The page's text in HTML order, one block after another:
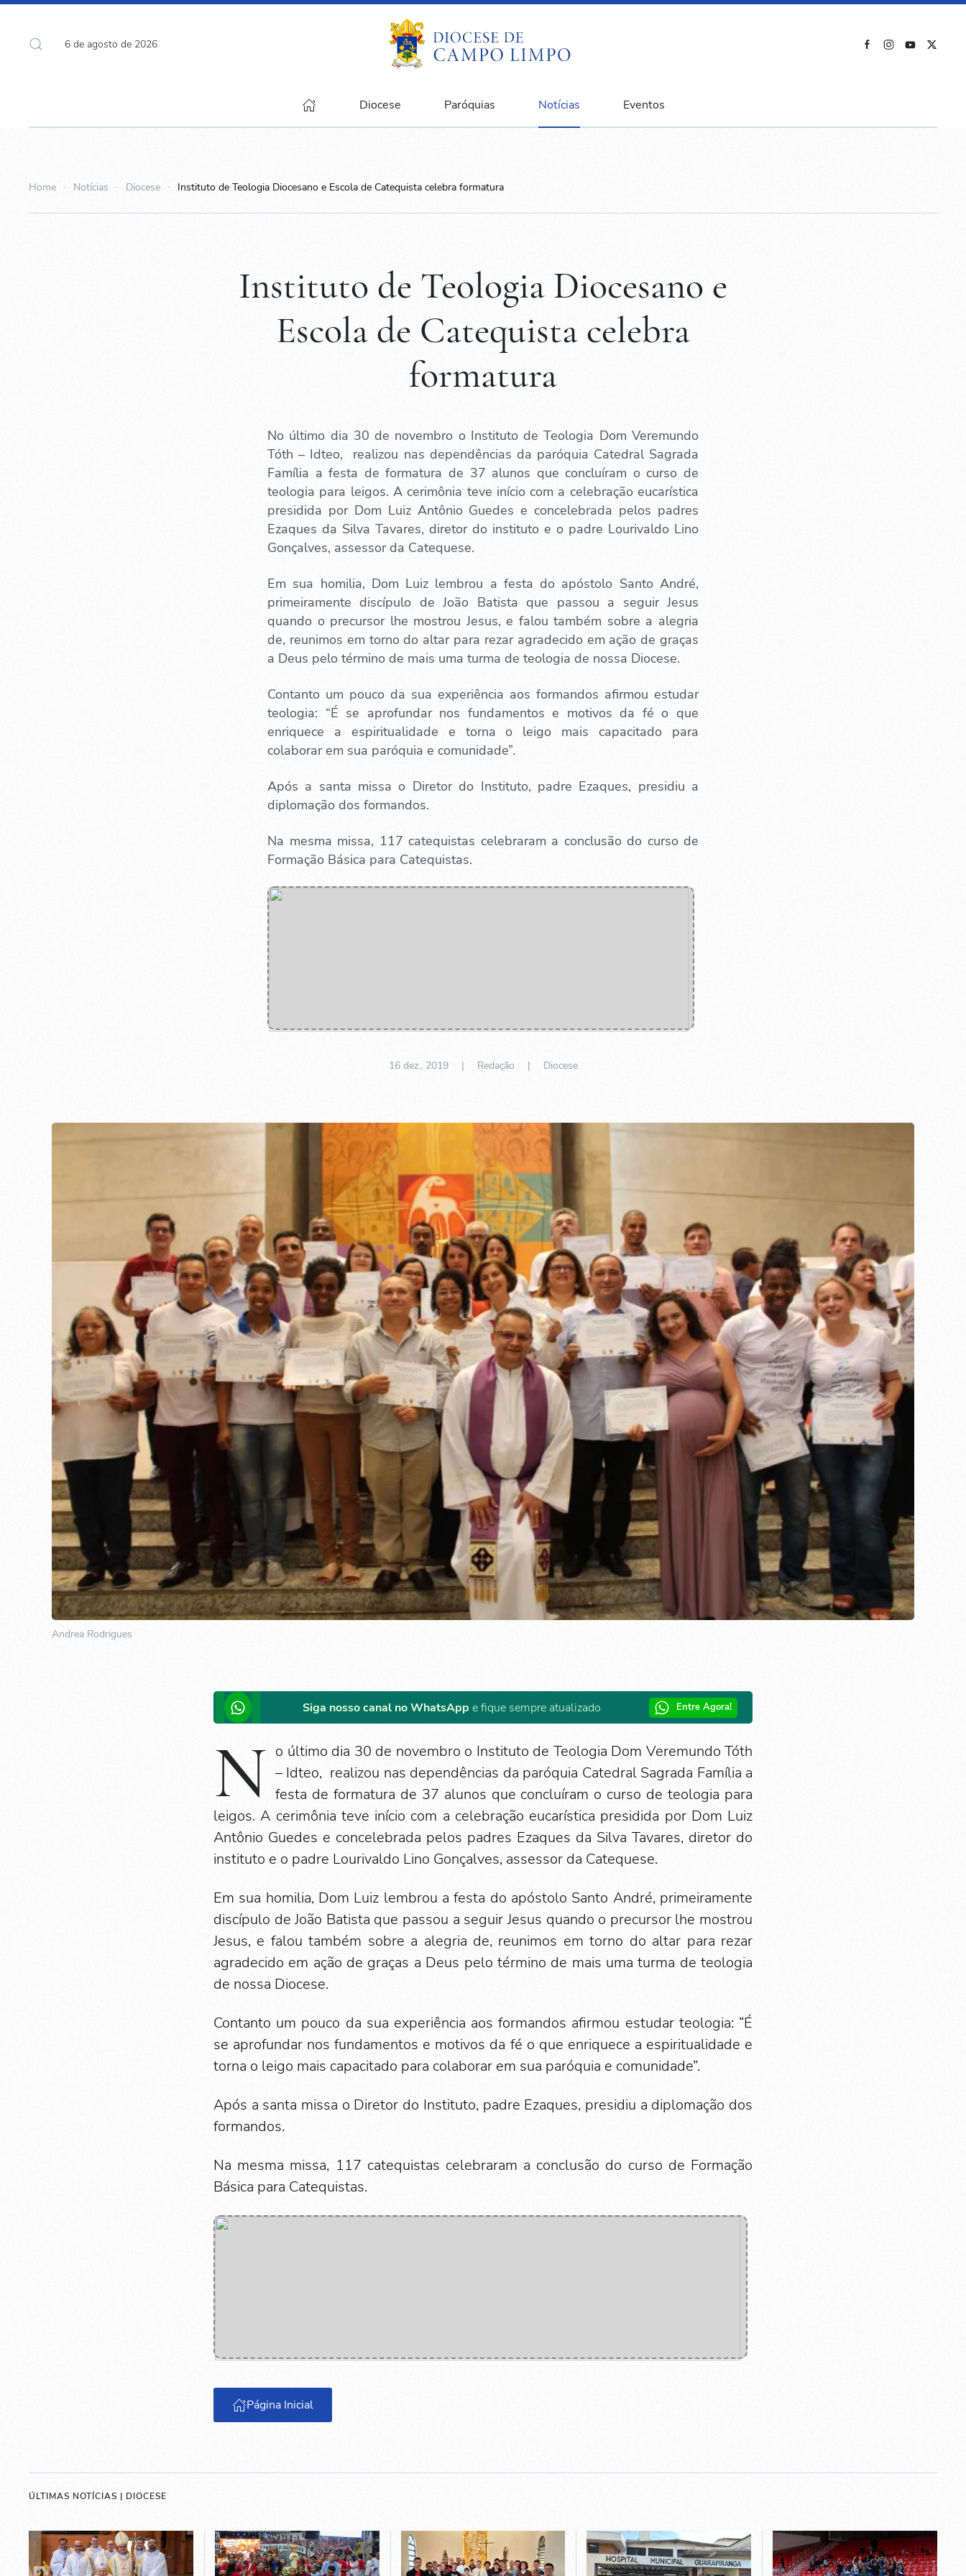
6 de agosto de 2026
Diocese Paróquias Notícias Eventos
Home Notícias Diocese Instituto de Teologia Diocesano e Escola de Catequista celebra formatura
Instituto de Teologia Diocesano e
Escola de Catequista celebra
formatura
No último dia 30 de novembro o Instituto de Teologia Dom Veremundo
Tóth – Idteo, realizou nas dependências da paróquia Catedral Sagrada
Família a festa de formatura de 37 alunos que concluíram o curso de
teologia para leigos. A cerimônia teve início com a celebração eucarística
presidida por Dom Luiz Antônio Guedes e concelebrada pelos padres
Ezaques da Silva Tavares, diretor do instituto e o padre Lourivaldo Lino
Gonçalves, assessor da Catequese.
Em sua homilia, Dom Luiz lembrou a festa do apóstolo Santo André,
primeiramente discípulo de João Batista que passou a seguir Jesus
quando o precursor lhe mostrou Jesus, e falou também sobre a alegria
de, reunimos em torno do altar para rezar agradecido em ação de graças
a Deus pelo término de mais uma turma de teologia de nossa Diocese.
Contanto um pouco da sua experiência aos formandos afirmou estudar
teologia: “É se aprofundar nos fundamentos e motivos da fé o que
enriquece a espiritualidade e torna o leigo mais capacitado para
colaborar em sua paróquia e comunidade”.
Após a santa missa o Diretor do Instituto, padre Ezaques, presidiu a
diplomação dos formandos.
Na mesma missa, 117 catequistas celebraram a conclusão do curso de
Formação Básica para Catequistas.
16 dez., 2019| Redação | Diocese
Andrea Rodrigues
Siga nosso canal no WhatsApp e fique sempre atualizado Entre Agora!
N o último dia 30 de novembro o Instituto de Teologia Dom Veremundo Tóth
– Idteo, realizou nas dependências da paróquia Catedral Sagrada Família a
festa de formatura de 37 alunos que concluíram o curso de teologia para
leigos. A cerimônia teve início com a celebração eucarística presidida por Dom Luiz
Antônio Guedes e concelebrada pelos padres Ezaques da Silva Tavares, diretor do
instituto e o padre Lourivaldo Lino Gonçalves, assessor da Catequese.
Em sua homilia, Dom Luiz lembrou a festa do apóstolo Santo André, primeiramente
discípulo de João Batista que passou a seguir Jesus quando o precursor lhe mostrou
Jesus, e falou também sobre a alegria de, reunimos em torno do altar para rezar
agradecido em ação de graças a Deus pelo término de mais uma turma de teologia
de nossa Diocese.
Contanto um pouco da sua experiência aos formandos afirmou estudar teologia: “É
se aprofundar nos fundamentos e motivos da fé o que enriquece a espiritualidade e
torna o leigo mais capacitado para colaborar em sua paróquia e comunidade”.
Após a santa missa o Diretor do Instituto, padre Ezaques, presidiu a diplomação dos
formandos.
Na mesma missa, 117 catequistas celebraram a conclusão do curso de Formação
Básica para Catequistas.
Página Inicial
ÚLTIMAS NOTÍCIAS | DIOCESE